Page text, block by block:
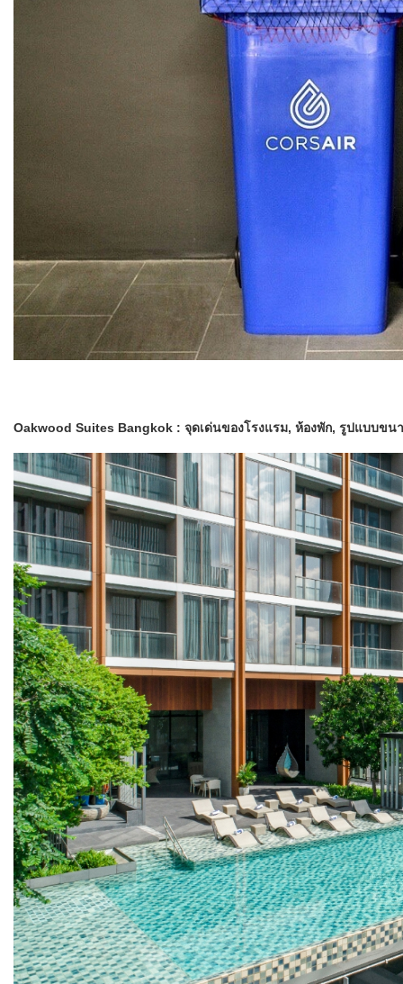
Oakwood Suites Bangkok : จุดเด่น​ของ​โรงแรม,​ ห้อง​พัก, รูปแบบ​ขน